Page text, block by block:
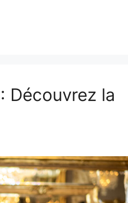
Découvrez la